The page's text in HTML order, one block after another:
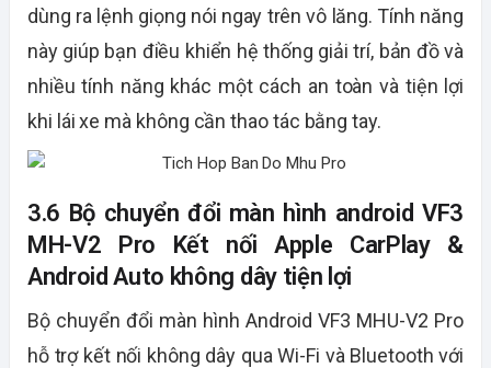
dùng ra lệnh giọng nói ngay trên vô lăng. Tính năng
này giúp bạn điều khiển hệ thống giải trí, bản đồ và
nhiều tính năng khác một cách an toàn và tiện lợi
khi lái xe mà không cần thao tác bằng tay.
3.6 Bộ chuyển đổi màn hình android VF3
MH-V2 Pro Kết nối Apple CarPlay &
Android Auto không dây tiện lợi
Bộ chuyển đổi màn hình Android VF3 MHU-V2 Pro
hỗ trợ kết nối không dây qua Wi-Fi và Bluetooth với